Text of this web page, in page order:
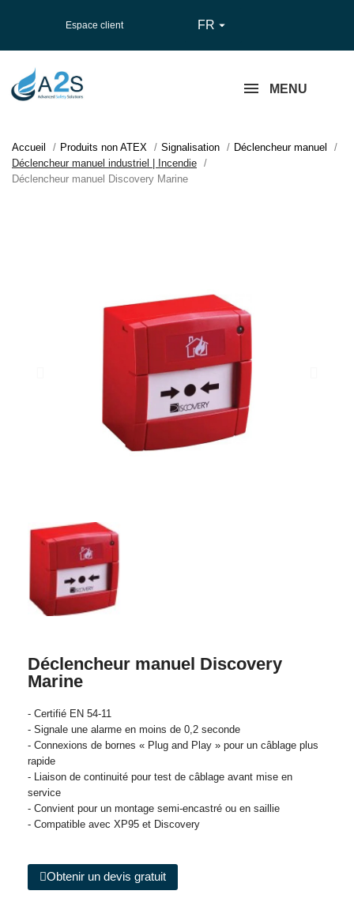
Espace client FR 
MENU
Accueil Produits non ATEX Signalisation
Déclencheur manuel
Déclencheur manuel industriel | Incendie
Déclencheur manuel Discovery Marine
Déclencheur manuel Discovery
Marine
- Certifié EN 54-11
- Signale une alarme en moins de 0,2 seconde
- Connexions de bornes « Plug and Play » pour un câblage plus
rapide
- Liaison de continuité pour test de câblage avant mise en
service
- Convient pour un montage semi-encastré ou en saillie
- Compatible avec XP95 et Discovery
Obtenir un devis gratuit